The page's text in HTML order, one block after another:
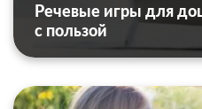
Речевые игры для
с пользой